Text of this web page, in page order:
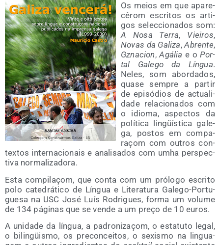
Os meios em que apa­re­
cê­rom escri­tos os arti­
gos selec­cio­na­dos som:
A Nosa Terra, Viei­ros,
Novas da Gali­za,Abren­te,
Gzna­cion,Agá­liae oPor­
tal Gale­go da Lín­gua.
Neles, som abor­da­dos,
qua­se sem­pre a par­tir
de epi­só­dios de actua­li­
da­de rela­cio­na­dos com
o idio­ma, aspec­tos da
polí­ti­ca lin­güís­ti­ca gale­
ga, postos em com­pa­
raçom com outros con­
tex­tos inter­na­cio­nais e ana­li­sa­dos com umha pers­pec­
ti­va normalizadora.
Esta com­pi­laçom, que con­ta com um pró­lo­go escri­to
polo cate­drá­ti­co de Lín­gua e Lite­ra­tu­ra Gale­go-Por­tu­
gue­sa na USC José Luís Rodri­gues, for­ma um volu­me
de 134 pági­nas que se ven­de a um preço de 10 euros.
A uni­da­de da lín­gua, a padro­ni­zaçom, o esta­tu­to legal,
o bilin­güis­mo, os pre­con­cei­tos, o sexis­mo na lin­gua­